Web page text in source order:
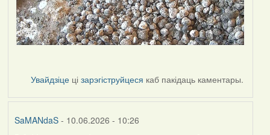
Увайдзіце цізарэгіструйцеся каб пакідаць каментары.
SaMANdaS- 10.06.2026 - 10:26